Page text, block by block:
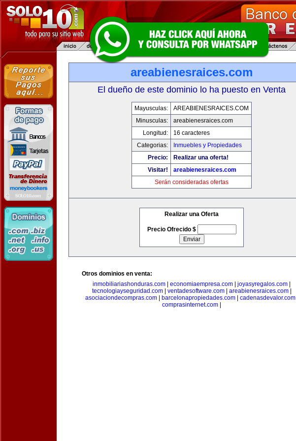
areabienesraices.com
El dueño de este dominio lo ha puesto en Venta
Mayusculas:
AREABIENESRAICES.COM
Minusculas:
areabienesraices.com
Longitud:
16 caracteres
Categorias:
Inmuebles y Propiedades
Precio:
Realizar una oferta!
Visitar!
areabienesraices.com
Serán consideradas ofertas
Realizar una Oferta
Precio Ofrecido $
Otros dominios en venta:
inmobiliariashonduras.com
economiaempresa.com joyasyregalos.com
tecnologiayseguridad.com| ventadesoftware.com| areabienesraices.com|
asociaciondecompras.com| barcelonapropiedades.com| cadenasdevalor.com|
comprasinternet.com